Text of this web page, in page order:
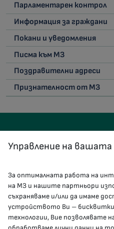
Парламентарен контрол
Информация за граждани
Покани и уведомления
Писма към МЗ
Поздравителни адреси
Признателност от МЗ
КОНТАКТИ
гр.София, 1000, пл.
Управление на
За оптималната работа на
на МЗ и нашите партньори
съхраняваме и/или да имаме
устройството Ви – бисквитки
технологии, Вие позволявате